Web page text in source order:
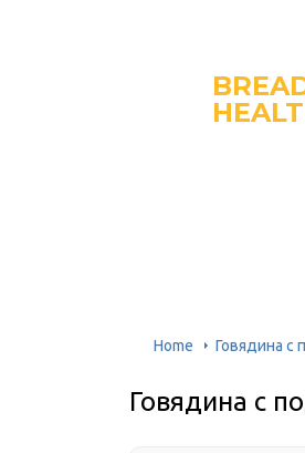
Home Говядина с
Говядина с